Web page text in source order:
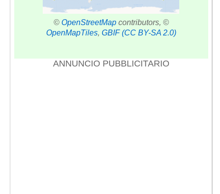
© OpenStreetMapcontributors, ©
OpenMapTiles, GBIF (CC BY-SA 2.0)
ANNUNCIO PUBBLICITARIO